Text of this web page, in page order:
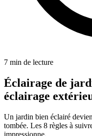
7 min de lecture
Éclairage de
éclairage
Un jardin bien éclairé
tombée. Les 8 règles à
impressionne.